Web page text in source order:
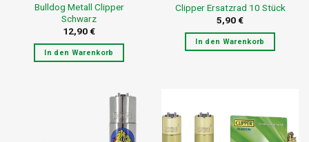
Bulldog Metall Clipper
Schwarz
12,90€
In den Warenkorb
Clipper Ersatzrad 10 Stück
5,90€
In den Warenkorb